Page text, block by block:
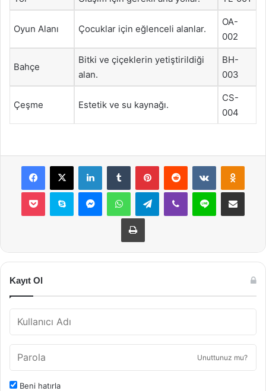
Oyun Alanı Çocuklar için eğlenceli alanlar.
OA-
002
Bahçe
Bitki ve çiçeklerin yetiştirildiği
alan.
BH-
003
Çeşme Estetik ve su kaynağı.
CS-
004
Facebook
X LinkedInTumblr PinterestReddit VKontakte
Pocket Skype MessengerWhatsAppTelegramViber Line E-Posta ile
Yazdır
Kayıt Ol
Unuttunuz mu?
Beni hatırla